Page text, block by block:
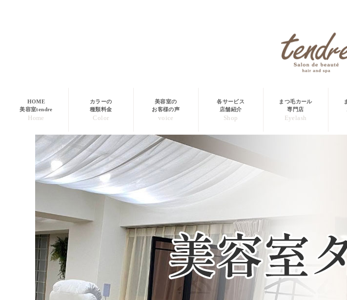
HOME
美容室tendre
Home
カラーの
種類料金
Color
美容室の
お客様の声
voice
各サービス
店舗紹介
Shop
まつ毛カール
専門店
Eyelash